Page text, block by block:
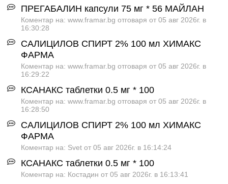
ПРЕГАБАЛИН капсули 75 мг * 56 МАЙЛАН
Коментар на: www.framar.bg отговаря от 05 авг 2026г. в
16:30:28
САЛИЦИЛОВ СПИРТ 2% 100 мл ХИМАКС
ФАРМА
Коментар на: www.framar.bg отговаря от 05 авг 2026г. в
16:29:22
КСАНАКС таблетки 0.5 мг * 100
Коментар на: www.framar.bg отговаря от 05 авг 2026г. в
16:28:50
САЛИЦИЛОВ СПИРТ 2% 100 мл ХИМАКС
ФАРМА
Коментар на: Svet от 05 авг 2026г. в 16:14:24
КСАНАКС таблетки 0.5 мг * 100
Коментар на: Костадин от 05 авг 2026г. в 16:13:41